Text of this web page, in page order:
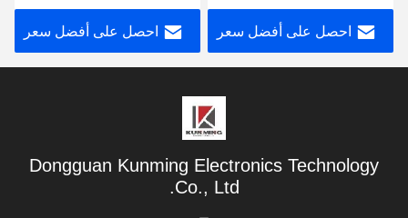
احصل على أفضل سعر احصل على أفضل سعر
Dongguan Kunming Electronics Technology
Co., Ltd.